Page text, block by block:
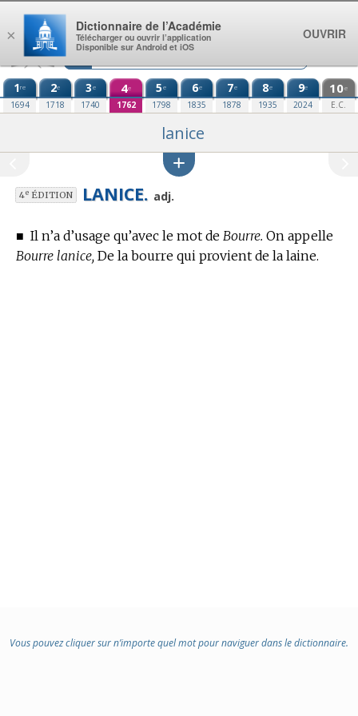
Aller au contenu
1re
1694
2e
1718
3e
1740
4e
1762
5e
1798
6e
1835
7e
1878
8e
1935
9e
2024
10e
E.C.
lanice
4eÉDITION LANICE. adj.
■ Il n’a d’usage qu’avec le mot de Bourre. On appelle
Bourre lanice, De la bourre qui provient de la laine.
Vous pouvez cliquer sur n’importe quel mot pour naviguer dans le dictionnaire.
×
Dictionnaire de l’Académie
Télécharger ou ouvrir l’application
Disponible sur Android et iOS
OUVRIR